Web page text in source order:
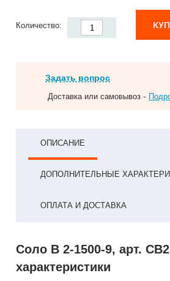
Количество:
Задать вопрос
Доставка или самовывоз -
ОПИСАНИЕ
ДОПОЛНИТЕЛЬНЫЕ
ОПЛАТА И ДОСТАВКА
Соло В 2-1500-9, арт.
характеристики